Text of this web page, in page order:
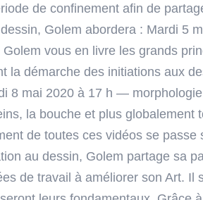
de confinement afin de
Golem abordera : Mardi 5
vous en livre les grands
démarche des initiations aux
8 mai 2020 à 17 h —
la bouche et plus globalement
de toutes ces vidéos se
au dessin, Golem partage sa
de travail à améliorer son Art. Il